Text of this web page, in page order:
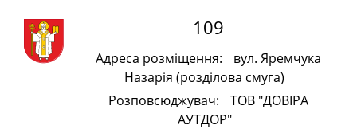
109
Адреса розміщення:
вул. Яремчука
Назарія (розділова смуга)
Розповсюджувач:
ТОВ "ДОВІРА
АУТДОР"